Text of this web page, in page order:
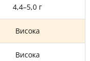
4,4–5,0 г
Висока
Висока